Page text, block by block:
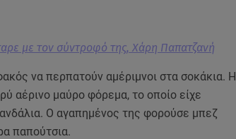
με τον σύντροφό της, Χάρη Παπατζανή
να περπατούν αμέριμνοι στα σοκάκια. Η
αέρινο μαύρο φόρεμα, το οποίο είχε
Ο αγαπημένος της φορούσε μπεζ
παπούτσια.